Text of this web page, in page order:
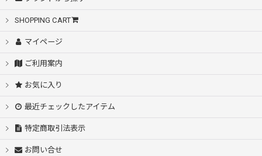
SHOPPING CART
マイページ
ご利用案内
お気に入り
最近チェックしたアイテム
特定商取引法表示
お問い合せ